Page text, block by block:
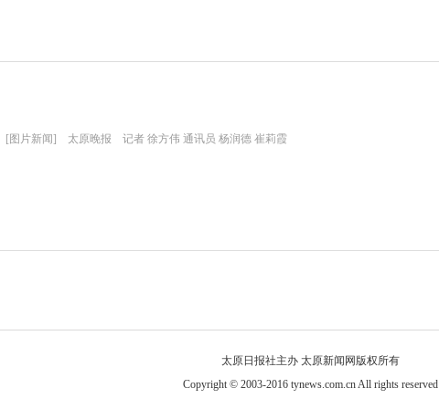
[图片新闻] 太原晚报 记者 徐方伟 通讯员 杨润德 崔莉霞
太原日报社主办 太原新闻网版权所有
Copyright © 2003-2016 tynews.com.cn All rights reserved